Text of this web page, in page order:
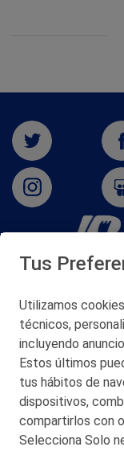
Tus
Utilizamos
técnicos,
incluyendo
Estos últimos
tus hábitos de
dispositivos,
compartirlos con
Selecciona Solo